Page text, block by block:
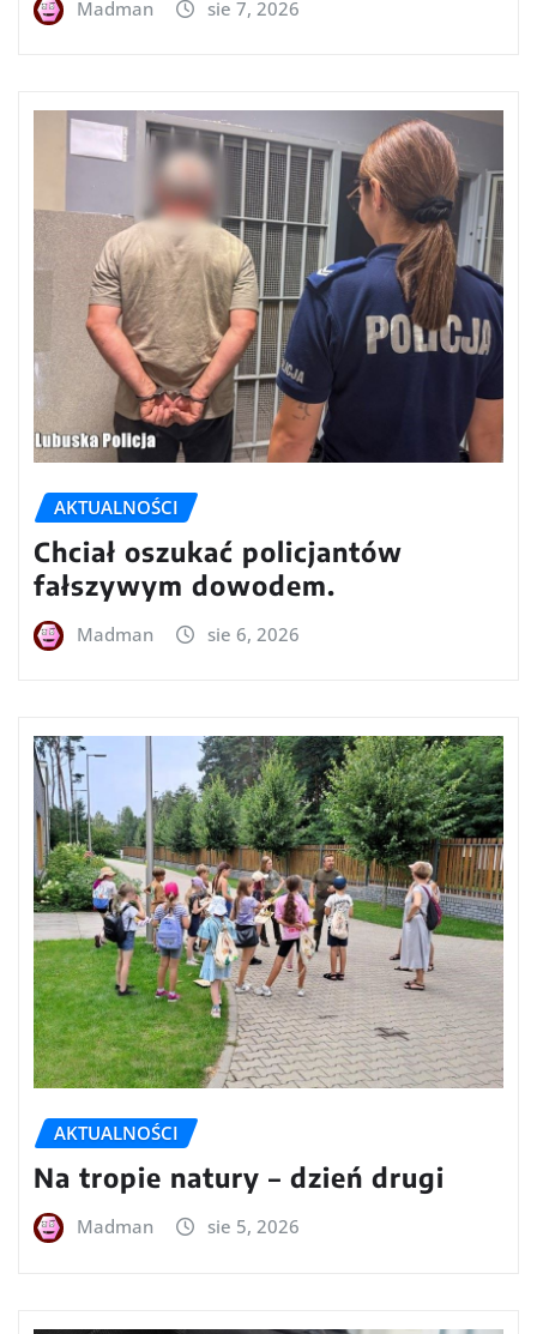
Madman sie 7, 2026
AKTUALNOŚCI
Chciał oszukać policjantów
fałszywym dowodem.
Madman sie 6, 2026
AKTUALNOŚCI
Na tropie natury – dzień drugi
Madman sie 5, 2026